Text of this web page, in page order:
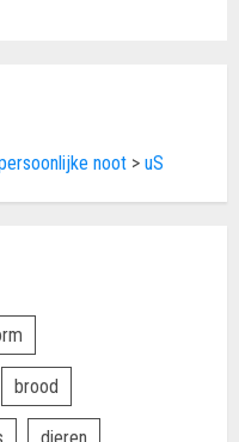
noot > uS
brood
dieren